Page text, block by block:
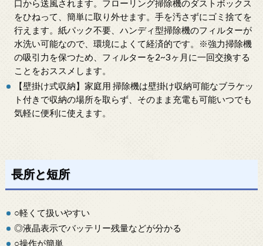
口から送風されます。フローリング掃除機のダストボックス
をひねって、簡単に取り外せます。手を汚さずにゴミ捨てを
行えます。紙パック不要、ハンディ型掃除機のフィルターが
水洗い可能なので、環境によくて経済的です。※強力掃除機
の吸引力を保つため、フィルターを2~3ヶ月に一回交換する
ことをおススメします。
【壁掛け式収納】家庭用 掃除機は壁掛け収納可能なブラケッ
ト付きで収納の場所を取らず、そのまま充電も可能いつでも
気軽に便利に使えます。
長所と短所
○軽くて扱いやすい
◎液晶表示でバッテリー残量などが分かる
○操作が簡単